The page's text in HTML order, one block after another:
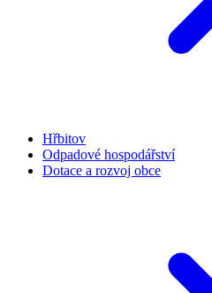
Hřbitov
Odpadové hospodářství
Dotace a rozvoj obce